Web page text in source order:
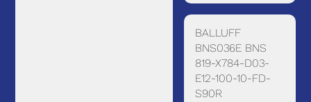
BALLUFF
BNS036E BNS
819-X784-D03-
E12-100-10-FD-
S90R